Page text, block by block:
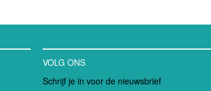
VOLG ONS
Schrijf je in voor de nieuwsbrief